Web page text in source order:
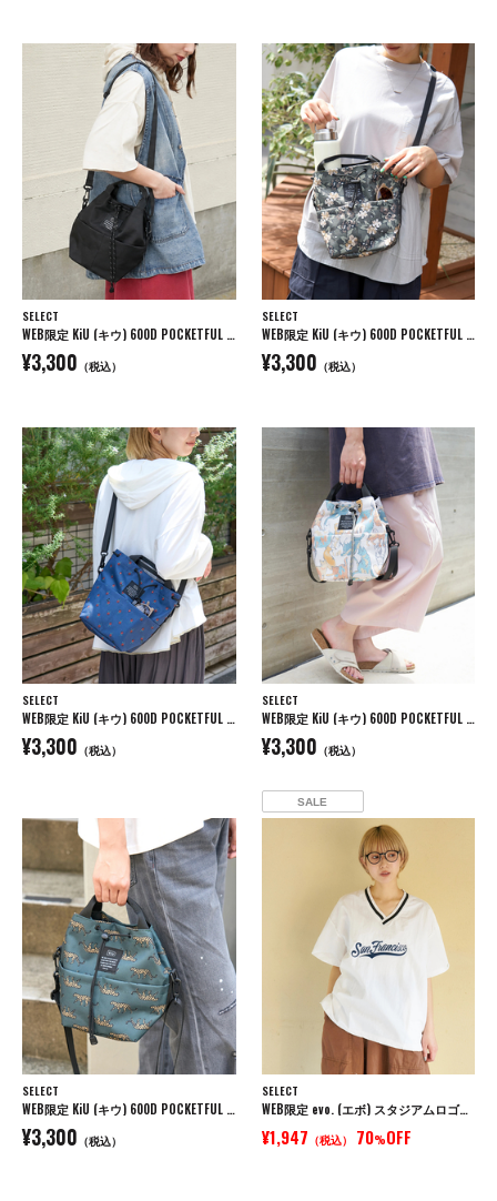
SELECT
WEB限定 KiU (キウ) 600D POCKETFUL MINI BAG ポケッタフルミニバッグ
¥3,300 （税込）
SELECT
WEB限定 KiU (キウ) 600D POCKETFUL MINI BAG ポケッタフルミニバッグ
¥3,300 （税込）
SELECT
WEB限定 KiU (キウ) 600D POCKETFUL MINI BAG ポケッタフルミニバッグ
¥3,300 （税込）
SELECT
WEB限定 KiU (キウ) 600D POCKETFUL MINI BAG ポケッタフルミニバッグ
¥3,300 （税込）
SELECT
WEB限定 KiU (キウ) 600D POCKETFUL MINI BAG ポケッタフルミニバッグ
¥3,300 （税込）
SALE
SELECT
WEB限定 evo. (エボ) スタジアムロゴ刺繍 ラインリブ 裾ドロスト Vネック ナイロン プルオーバーブラウス
¥1,947 （税込） 70%OFF